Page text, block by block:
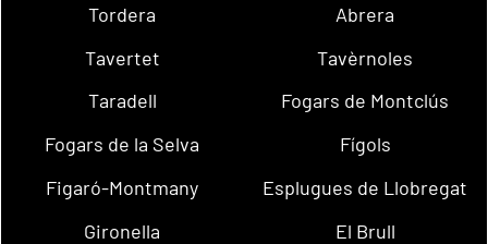
Tordera
Abrera
Tavertet
Tavèrnoles
Taradell
Fogars de Montclús
Fogars de la Selva
Fígols
Figaró-Montmany
Esplugues de Llobregat
Gironella
El Brull